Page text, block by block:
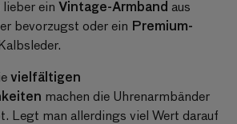
ein Vintage-Armband aus
bevorzugst oder ein Premium-
vielfältigen
machen die Uhrenarmbänder
Legt man allerdings viel Wert darauf